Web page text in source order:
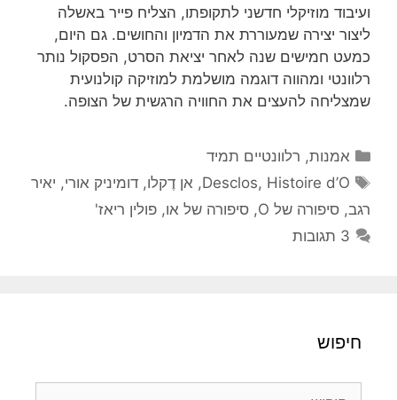
ועיבוד מוזיקלי חדשני לתקופתו, הצליח פייר באשלה
ליצור יצירה שמעוררת את הדמיון והחושים. גם היום,
כמעט חמישים שנה לאחר יציאת הסרט, הפסקול נותר
רלוונטי ומהווה דוגמה מושלמת למוזיקה קולנועית
שמצליחה להעצים את החוויה הרגשית של הצופה.
קטגוריות
אמנות, רלוונטיים תמיד
תגיות
Desclos, Histoire d’O
, אן דֶקלו,דומיניק אורי, יאיר
רגב, סיפורה של O , סיפורה של או, פולין ריאז'
3 תגובות
חיפוש